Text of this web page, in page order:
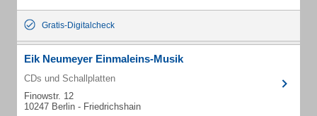
Gratis-Digitalcheck
Eik Neumeyer Einmaleins-Musik
CDs und Schallplatten
Finowstr. 12
10247 Berlin - Friedrichshain